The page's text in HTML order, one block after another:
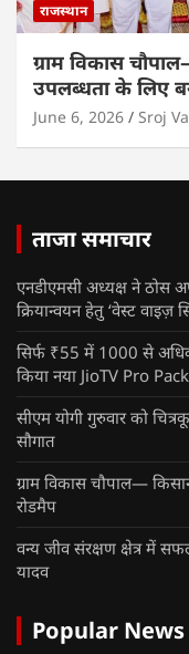
राजस्थान
ग्राम विकास
उपलब्धता के लिए
June 6, 2026 Sroj
ताजा समाचार
एनडीएमसी अध्यक्ष ने ठोस
क्रियान्वयन हेतु ‘वेस्ट वाइज़
सिर्फ ₹55 में 1000 से
किया नया JioTV Pro Pack
सीएम योगी गुरुवार को
सौगात
ग्राम विकास चौपाल—
रोडमैप
वन्य जीव संरक्षण क्षेत्र में
यादव
Popular News